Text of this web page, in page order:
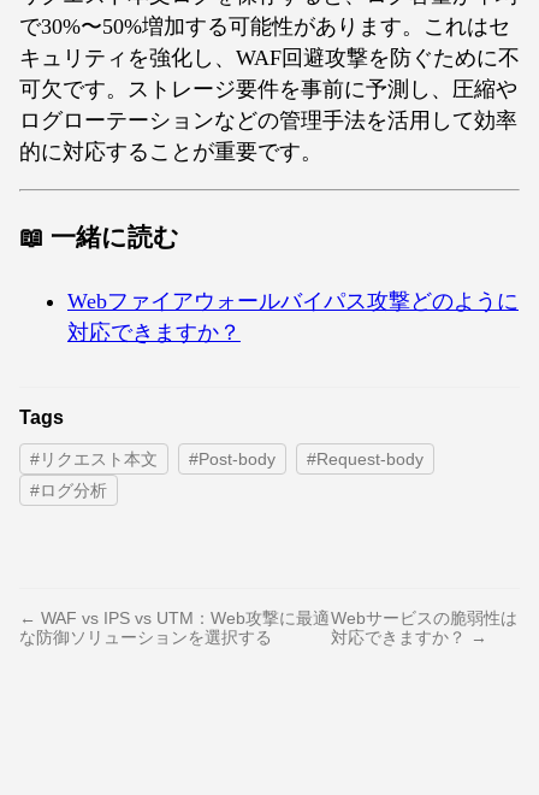
で30%〜50%増加する可能性があります。これはセ
キュリティを強化し、WAF回避攻撃を防ぐために不
可欠です。ストレージ要件を事前に予測し、圧縮や
ログローテーションなどの管理手法を活用して効率
的に対応することが重要です。
📖 一緒に読む
Webファイアウォールバイパス攻撃どのように
対応できますか？
Tags
#リクエスト本文 #Post-body
#Request-body
#ログ分析
← WAF vs IPS vs UTM：Web攻撃に最適
な防御ソリューションを選択する
Webサービスの脆弱性は
対応できますか？ →